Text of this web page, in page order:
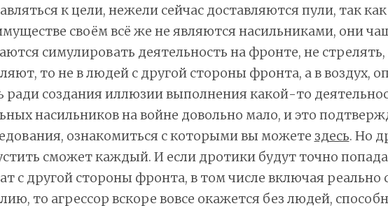
к цели, нежели сейчас доставляются пули, так
своём всё же не являются насильниками, они
симулировать деятельность на фронте, не стрелять,
то не в людей с другой стороны фронта, а в воздух,
ради создания иллюзии выполнения какой-то
насильников на войне довольно мало, и это
ознакомиться с которыми вы можете здесь. Но
сможет каждый. И если дротики будут точно
с другой стороны фронта, в том числе включая реально
то агрессор вскоре вовсе окажется без людей,